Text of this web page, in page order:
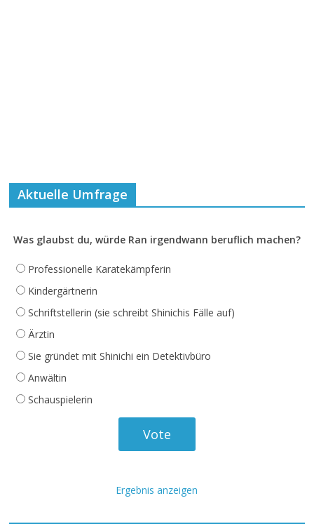
Aktuelle Umfrage
Was glaubst du, würde Ran irgendwann beruflich machen?
Professionelle Karatekämpferin
Kindergärtnerin
Schriftstellerin (sie schreibt Shinichis Fälle auf)
Ärztin
Sie gründet mit Shinichi ein Detektivbüro
Anwältin
Schauspielerin
Ergebnis anzeigen